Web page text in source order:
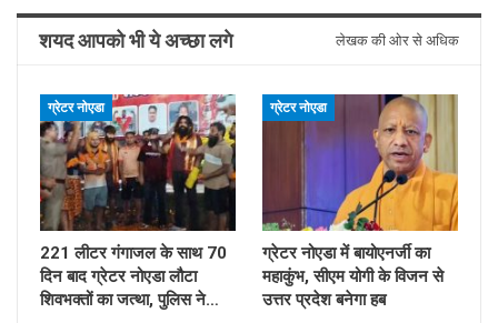
शयद आपको भी ये अच्छा लगे लेखक की ओर से अधिक
ग्रेटर नोएडा
221 लीटर गंगाजल के साथ 70
दिन बाद ग्रेटर नोएडा लौटा
शिवभक्तों का जत्था, पुलिस ने…
ग्रेटर नोएडा
ग्रेटर नोएडा में बायोएनर्जी का
महाकुंभ, सीएम योगी के विजन से
उत्तर प्रदेश बनेगा हब